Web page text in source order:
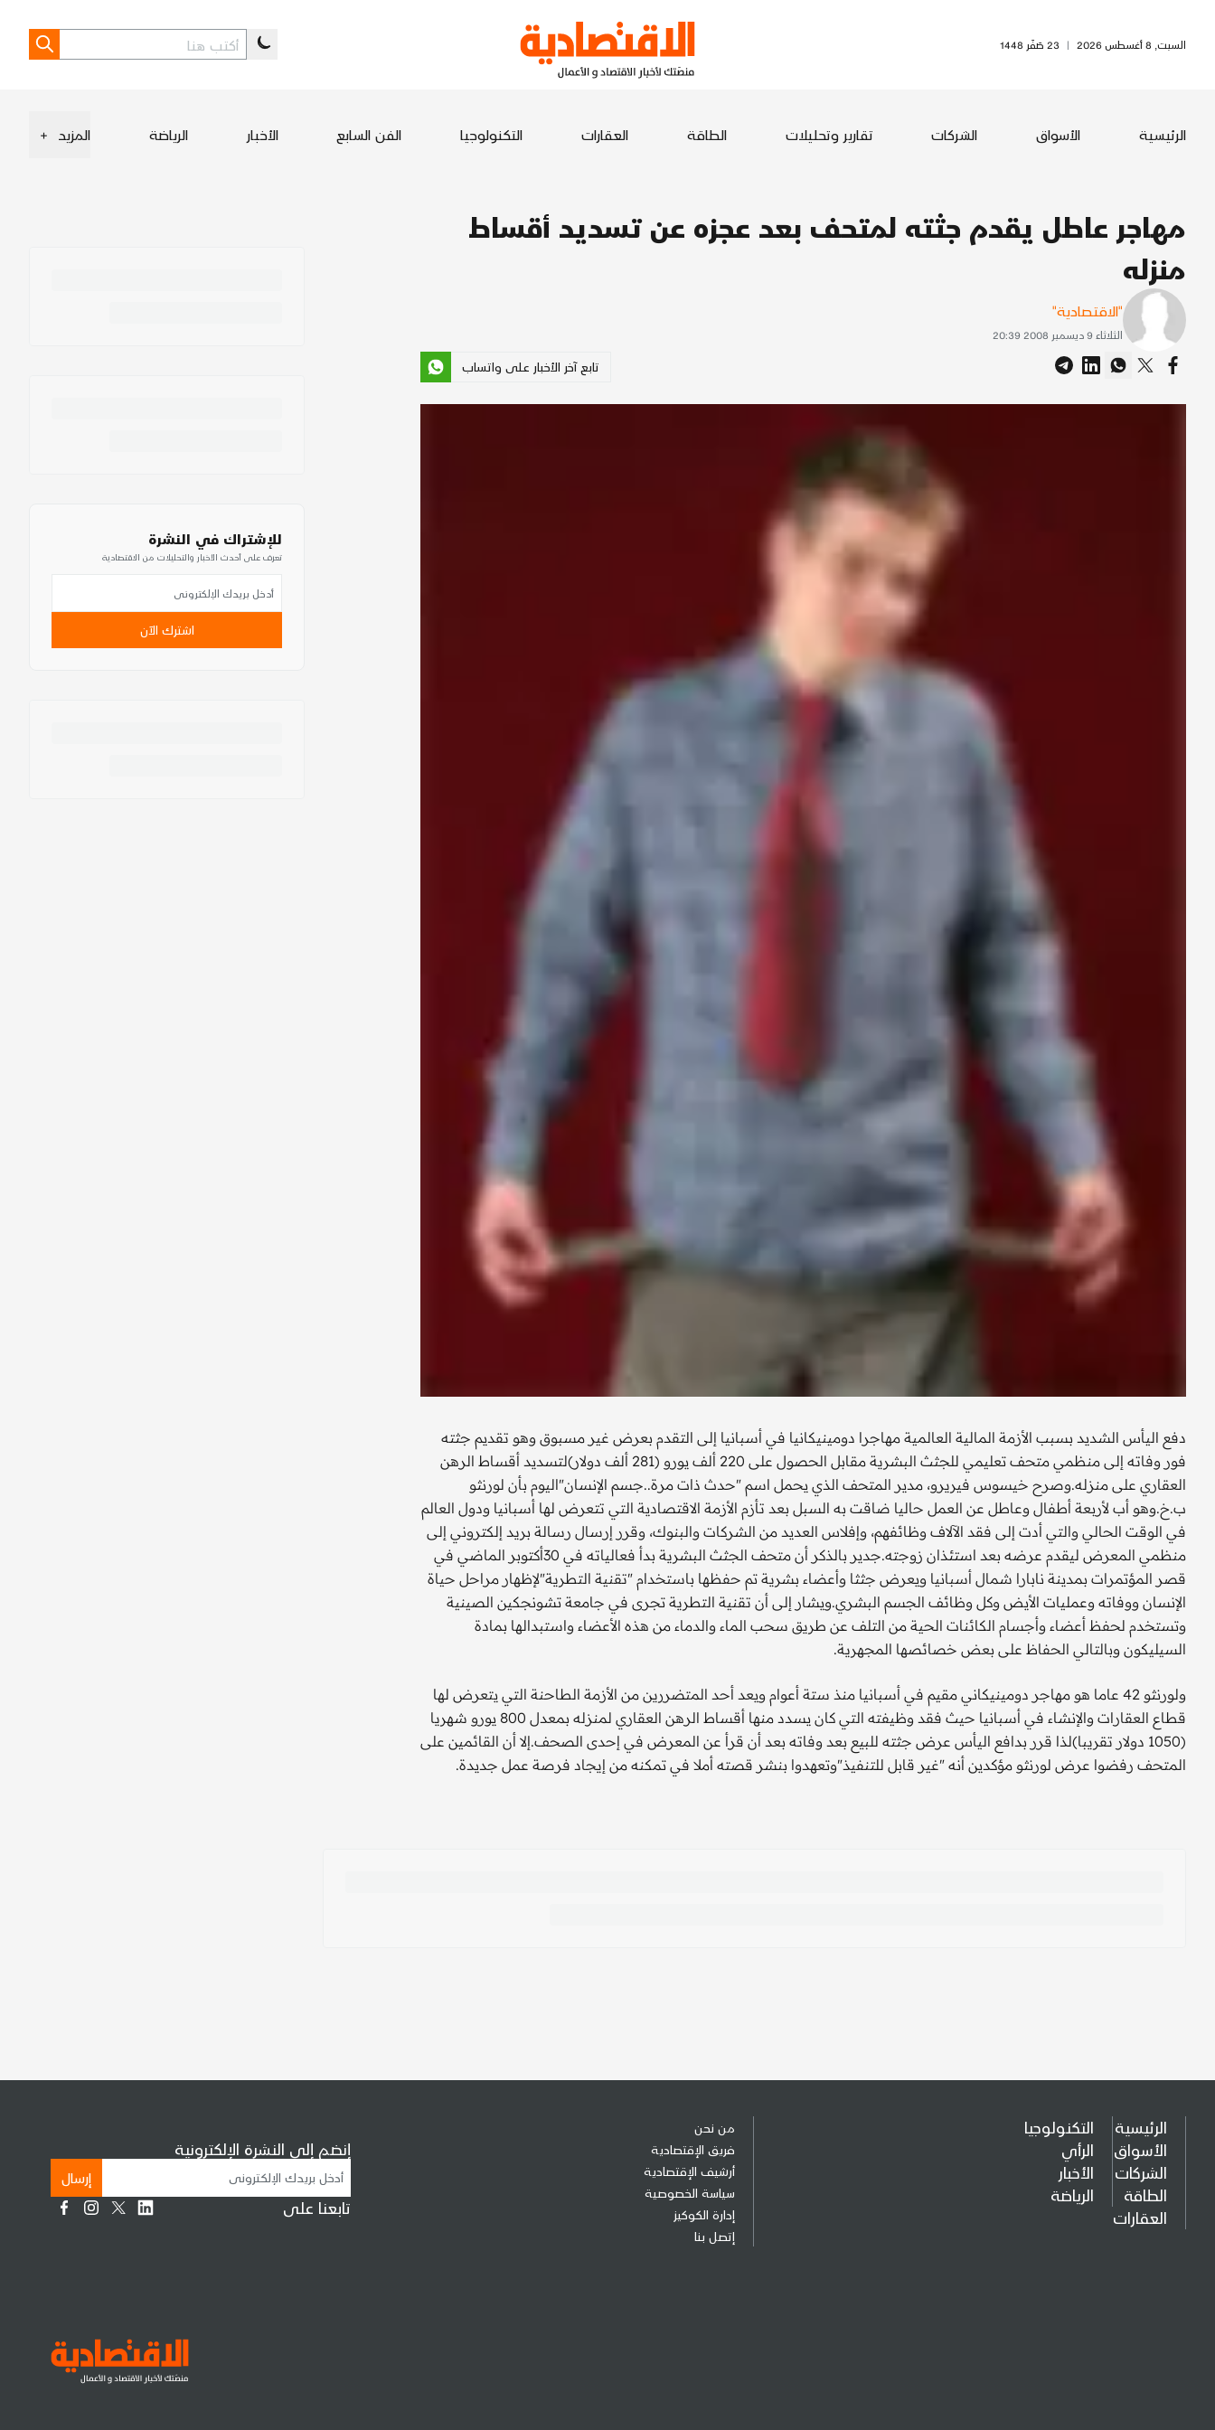
السبت, 8 أغسطس 2026 | 23 صَفَر 1448
الرئيسية الأسواق الشركات تقارير وتحليلات الطاقة العقارات التكنولوجيا الفن السابع الأخبار الرياضة المزيد +
مهاجر عاطل يقدم جثته لمتحف بعد عجزه عن تسديد أقساط
منزله
"الاقتصادية"
الثلاثاء 9 ديسمبر 2008 20:39
تابع آخر الأخبار على واتساب
دفع اليأس الشديد بسبب الأزمة المالية العالمية مهاجرا دومينيكانيا في أسبانيا إلى التقدم بعرض غير مسبوق وهو تقديم جثته
فور وفاته إلى منظمي متحف تعليمي للجثث البشرية مقابل الحصول على 220 ألف يورو (281 ألف دولار)لتسديد أقساط الرهن
العقاري على منزله.وصرح خيسوس فيريرو، مدير المتحف الذي يحمل اسم "حدث ذات مرة..جسم الإنسان"اليوم بأن لورنثو
ب.خ.وهو أب لأربعة أطفال وعاطل عن العمل حاليا ضاقت به السبل بعد تأزم الأزمة الاقتصادية التي تتعرض لها أسبانيا ودول العالم
في الوقت الحالي والتي أدت إلى فقد الآلاف وظائفهم، وإفلاس العديد من الشركات والبنوك، وقرر إرسال رسالة بريد إلكتروني إلى
منظمي المعرض ليقدم عرضه بعد استئذان زوجته.جدير بالذكر أن متحف الجثث البشرية بدأ فعالياته في 30أكتوبر الماضي في
قصر المؤتمرات بمدينة نابارا شمال أسبانيا ويعرض جثثا وأعضاء بشرية تم حفظها باستخدام "تقنية التطرية"لإظهار مراحل حياة
الإنسان ووفاته وعمليات الأيض وكل وظائف الجسم البشري.ويشار إلى أن تقنية التطرية تجرى في جامعة تشونجكين الصينية
وتستخدم لحفظ أعضاء وأجسام الكائنات الحية من التلف عن طريق سحب الماء والدماء من هذه الأعضاء واستبدالها بمادة
السيليكون وبالتالي الحفاظ على بعض خصائصها المجهرية.
ولورنثو 42 عاما هو مهاجر دومينيكاني مقيم في أسبانيا منذ ستة أعوام ويعد أحد المتضررين من الأزمة الطاحنة التي يتعرض لها
قطاع العقارات والإنشاء في أسبانيا حيث فقد وظيفته التي كان يسدد منها أقساط الرهن العقاري لمنزله بمعدل 800 يورو شهريا
(1050 دولار تقريبا)لذا قرر بدافع اليأس عرض جثته للبيع بعد وفاته بعد أن قرأ عن المعرض في إحدى الصحف.إلا أن القائمين على
المتحف رفضوا عرض لورنثو مؤكدين أنه "غير قابل للتنفيذ"وتعهدوا بنشر قصته أملا في تمكنه من إيجاد فرصة عمل جديدة.
للإشتراك في النشرة
تعرف على أحدث الأخبار والتحليلات من الاقتصادية
اشترك الآن
الرئيسية
الأسواق
الشركات
الطاقة
العقارات
التكنولوجيا
الرأي
الأخبار
الرياضة
من نحن
فريق الإقتصادية
أرشيف الإقتصادية
سياسة الخصوصية
إدارة الكوكيز
إتصل بنا
إنضم إلى النشرة الإلكترونية
إرسال
تابعنا على